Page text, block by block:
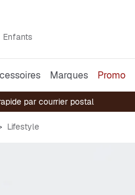
Enfants
Marques Promo
par courrier postal
Lifestyle